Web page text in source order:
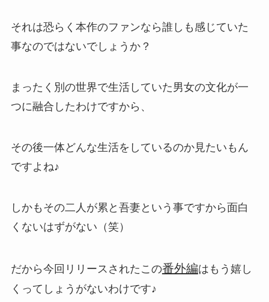
それは恐らく本作のファンなら誰しも感じていた
事なのではないでしょうか？
まったく別の世界で生活していた男女の文化が一
つに融合したわけですから、
その後一体どんな生活をしているのか見たいもん
ですよね♪
しかもその二人が累と吾妻という事ですから面白
くないはずがない（笑）
だから今回リリースされたこの番外編はもう嬉し
くってしょうがないわけです♪